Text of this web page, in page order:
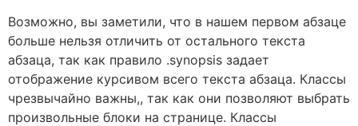
Возможно, вы заметили, что в нашем первом абзаце
больше нельзя отличить от остального текста
абзаца, так как правило .synopsis задает
отображение курсивом всего текста абзаца. Классы
чрезвычайно важны,, так как они позволяют выбрать
произвольные блоки на странице. Классы